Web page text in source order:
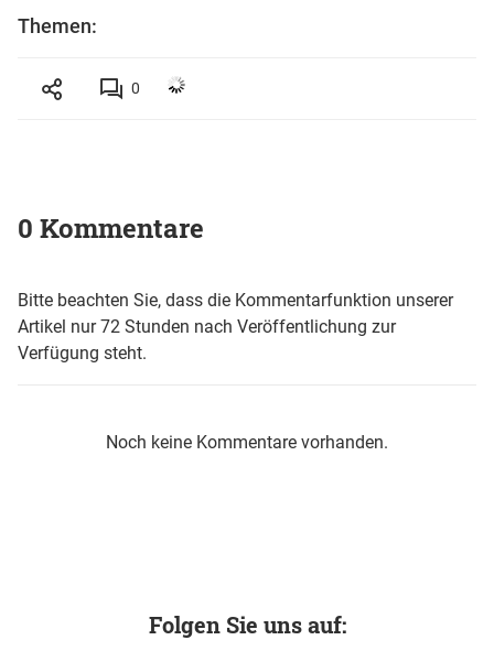
Themen:
0
0 Kommentare
Bitte beachten Sie, dass die Kommentarfunktion unserer
Artikel nur 72 Stunden nach Veröffentlichung zur
Verfügung steht.
Noch keine Kommentare vorhanden.
Folgen Sie uns auf: